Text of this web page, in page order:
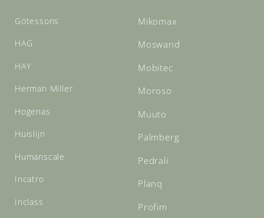
Götessons
HAG
HAY
Herman Miller
Hogenas
Huislijn
Humanscale
Incatro
Inclass
Mikomax
Moswand
Mobitec
Moroso
Muuto
Palmberg
Pedrali
Planq
Profim